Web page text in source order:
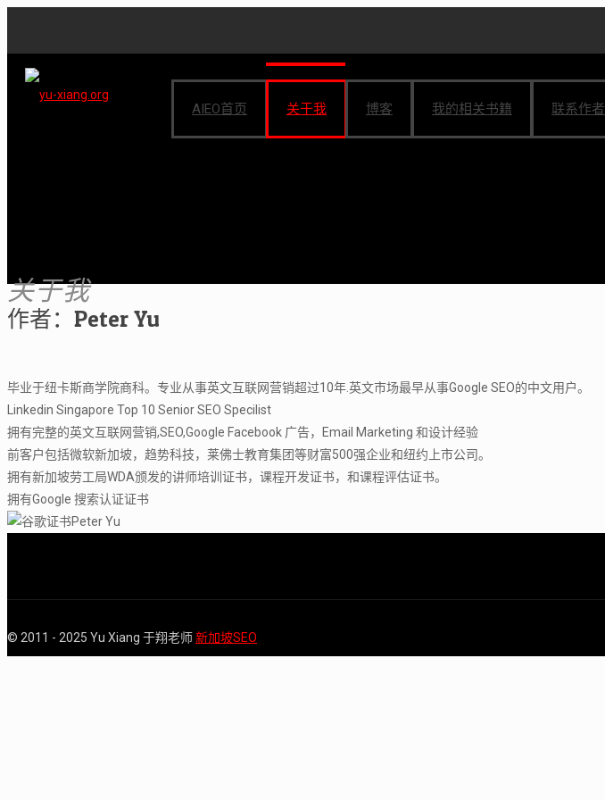
AIEO首页 关于我 博客 我的相关书籍 联系作者
关于我
作者：Peter Yu
毕业于纽卡斯商学院商科。专业从事英文互联网营销超过10年.英文市场最早从事Google SEO的中文用户。
Linkedin Singapore Top 10 Senior SEO Specilist
拥有完整的英文互联网营销,SEO,Google Facebook 广告，Email Marketing 和设计经验
前客户包括微软新加坡，趋势科技，莱佛士教育集团等财富500强企业和纽约上市公司。
拥有新加坡劳工局WDA颁发的讲师培训证书，课程开发证书，和课程评估证书。
拥有Google 搜索认证证书
© 2011 - 2025 Yu Xiang 于翔老师新加坡SEO